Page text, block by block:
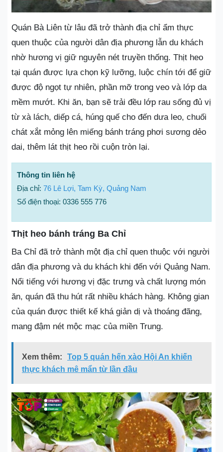
Quán Bà Liên từ lâu đã trở thành địa chỉ ẩm thực
quen thuộc của người dân địa phương lẫn du khách
nhờ hương vị giữ nguyên nét truyền thống. Thịt heo
tại quán được lựa chọn kỹ lưỡng, luộc chín tới để giữ
được độ ngọt tự nhiên, phần mỡ trong veo và lớp da
mềm mướt. Khi ăn, bạn sẽ trải đều lớp rau sống đủ vị
từ xà lách, diếp cá, húng quế cho đến dưa leo, chuối
chát xắt mỏng lên miếng bánh tráng phơi sương dẻo
dai, thêm lát thịt heo rồi cuộn tròn lại.
Thông tin liên hệ
Địa chỉ: 76 Lê Lợi, Tam Kỳ, Quảng Nam
Số điện thoại: 0336 555 776
Thịt heo bánh tráng Ba Chỉ
Ba Chỉ đã trở thành một địa chỉ quen thuộc với người
dân địa phương và du khách khi đến với Quảng Nam.
Nổi tiếng với hương vị đặc trưng và chất lượng món
ăn, quán đã thu hút rất nhiều khách hàng. Không gian
của quán được thiết kế khá giản dị và thoáng đãng,
mang đậm nét mộc mạc của miền Trung.
Xem thêm:
Top 5 quán hến xào Hội An khiến
thực khách mê mẩn từ lần đầu